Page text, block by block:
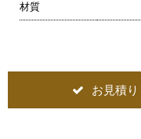
材質
お見積